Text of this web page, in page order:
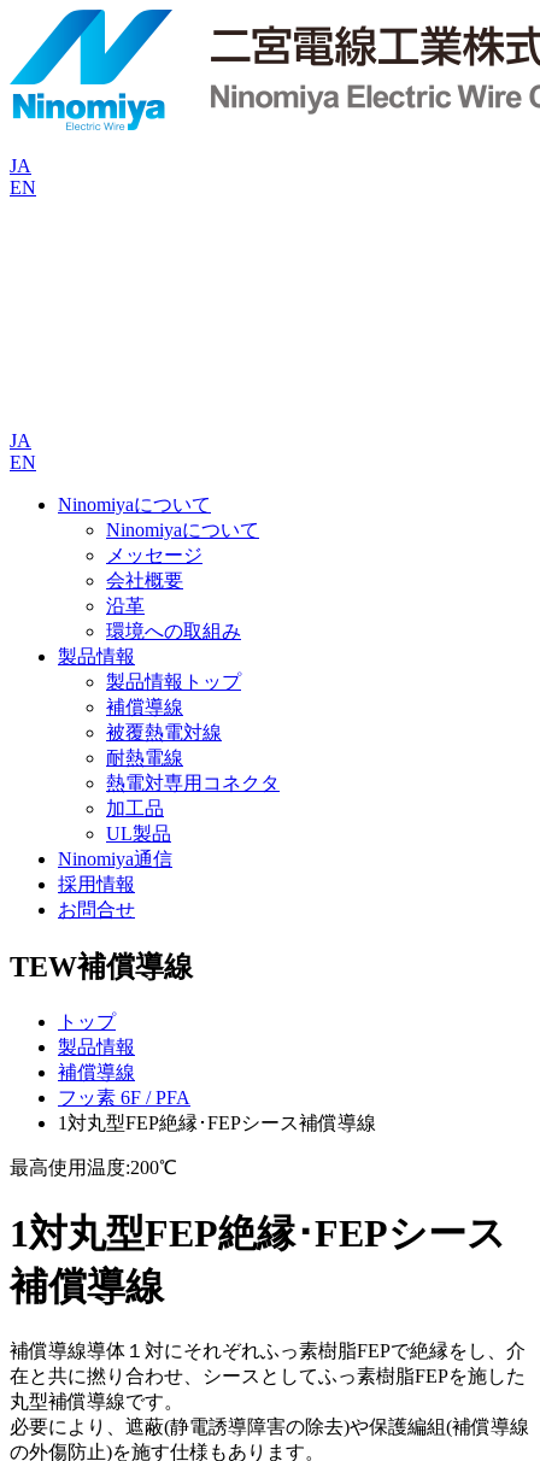
JA
EN
JA
EN
Ninomiyaについて
Ninomiyaについて
メッセージ
会社概要
沿革
環境への取組み
製品情報
製品情報トップ
補償導線
被覆熱電対線
耐熱電線
熱電対専用コネクタ
加工品
UL製品
Ninomiya通信
採用情報
お問合せ
TEW補償導線
トップ
製品情報
補償導線
フッ素 6F / PFA
1対丸型FEP絶縁･FEPシース補償導線
最高使用温度:200℃
1対丸型FEP絶縁･FEPシース
補償導線
補償導線導体１対にそれぞれふっ素樹脂FEPで絶縁をし、介
在と共に撚り合わせ、シースとしてふっ素樹脂FEPを施した
丸型補償導線です。
必要により、遮蔽(静電誘導障害の除去)や保護編組(補償導線
の外傷防止)を施す仕様もあります。